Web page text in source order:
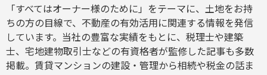
「すべてはオーナー様のために」をテーマに、土地をお持
ちの方の目線で、不動産の有効活用に関連する情報を発信
しています。当社の豊富な実績をもとに、税理士や建築
士、宅地建物取引士などの有資格者が監修した記事も多数
掲載。賃貸マンションの建設・管理から相続や税金の話ま